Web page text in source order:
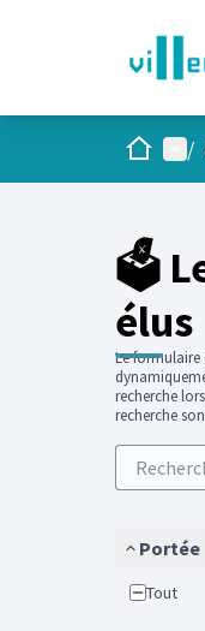
Accueil/
🗳️
élus
Le formulaire
recherche
recherche
Portée
Tout